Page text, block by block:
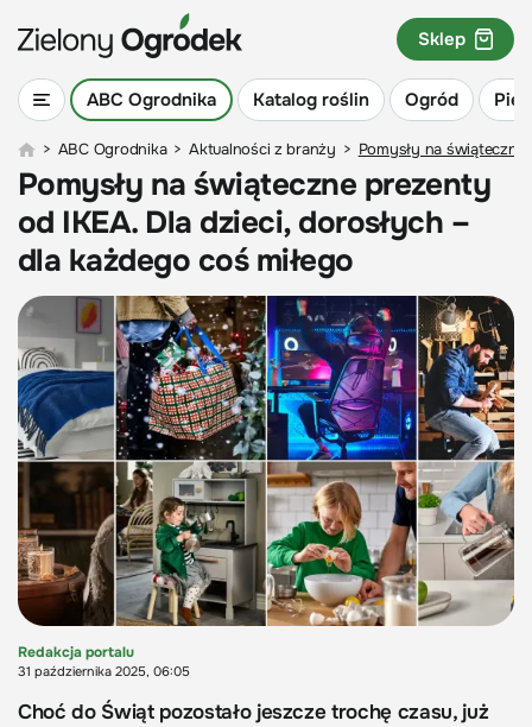
ABC Ogrodnika Katalog roślin Ogród
Sklep
> ABC Ogrodnika > Aktualności z branży > Pomysły na
Pomysły na świąteczne prezenty
od IKEA. Dla dzieci, dorosłych –
dla każdego coś miłego
Redakcja portalu
31 października 2025, 06:05
Choć do Świąt pozostało jeszcze trochę czasu, już